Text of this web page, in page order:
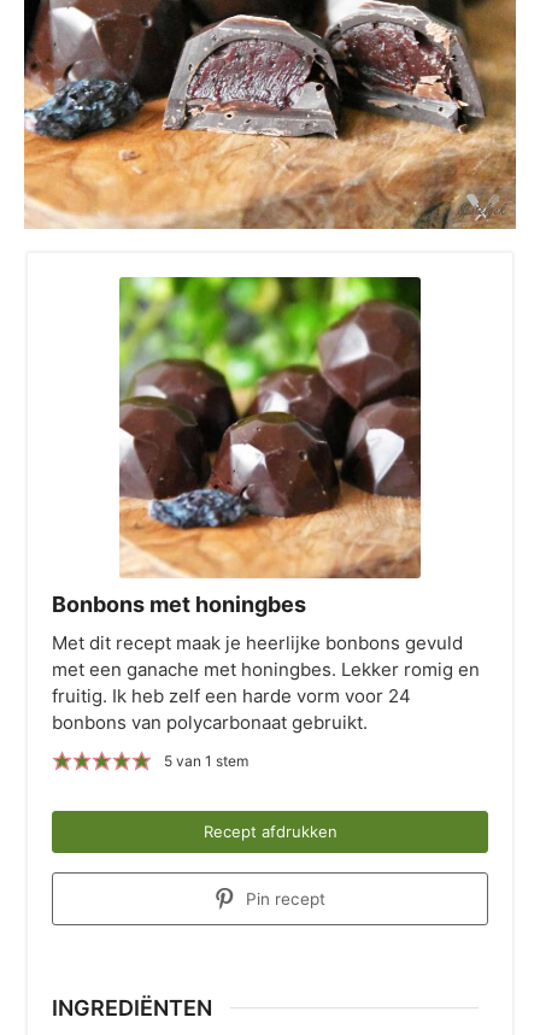
Bonbons met honingbes
Met dit recept maak je heerlijke bonbons gevuld
met een ganache met honingbes. Lekker romig en
fruitig. Ik heb zelf een harde vorm voor 24
bonbons van polycarbonaat gebruikt.
5van 1 stem
Recept afdrukken
Pin recept
INGREDIËNTEN